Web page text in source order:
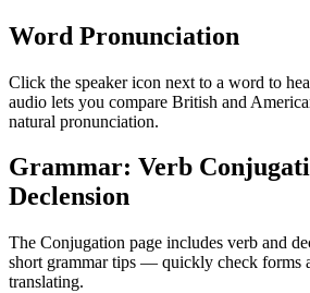
Word Pronunciation
Click the speaker icon next to a word to
audio lets you compare British and
natural pronunciation.
Grammar: Verb
Declension
The Conjugation page includes verb and
short grammar tips — quickly check forms
translating.